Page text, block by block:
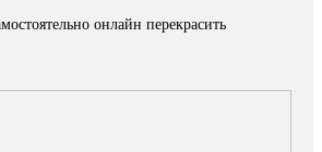
онлайн перекрасить